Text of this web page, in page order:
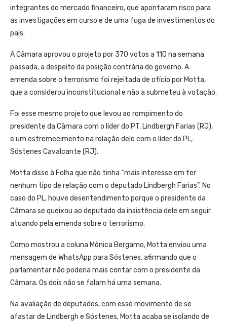
integrantes do mercado financeiro, que apontaram risco para
as investigações em curso e de uma fuga de investimentos do
país.
A Câmara aprovou o projeto por 370 votos a 110 na semana
passada, a despeito da posição contrária do governo. A
emenda sobre o terrorismo foi rejeitada de ofício por Motta,
que a considerou inconstitucional e não a submeteu à votação.
Foi esse mesmo projeto que levou ao rompimento do
presidente da Câmara com o líder do PT, Lindbergh Farias (RJ),
e um estremecimento na relação dele com o líder do PL,
Sóstenes Cavalcante (RJ).
Motta disse à Folha que não tinha “mais interesse em ter
nenhum tipo de relação com o deputado Lindbergh Farias”. No
caso do PL, houve desentendimento porque o presidente da
Câmara se queixou ao deputado da insistência dele em seguir
atuando pela emenda sobre o terrorismo.
Como mostrou a coluna Mônica Bergamo, Motta enviou uma
mensagem de WhatsApp para Sóstenes, afirmando que o
parlamentar não poderia mais contar com o presidente da
Câmara. Os dois não se falam há uma semana.
Na avaliação de deputados, com esse movimento de se
afastar de Lindbergh e Sóstenes, Motta acaba se isolando de